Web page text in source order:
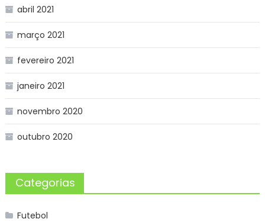
abril 2021
março 2021
fevereiro 2021
janeiro 2021
novembro 2020
outubro 2020
Categorias
Futebol